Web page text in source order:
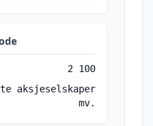
2 100
aksjeselskaper
mv.